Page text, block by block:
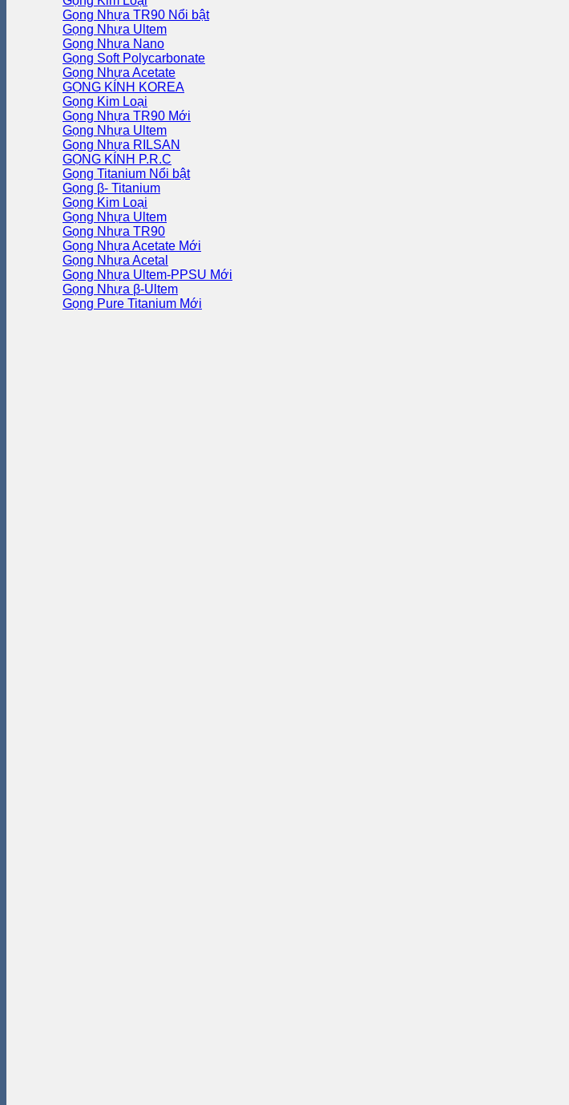
Gọng Nhựa TR90
Gọng Nhựa Ultem
Gọng Nhựa Nano
Gọng Soft Polycarbonate
Gọng Nhựa Acetate
GỌNG KÍNH KOREA
Gọng Kim Loại
Gọng Nhựa TR90
Gọng Nhựa Ultem
Gọng Nhựa RILSAN
GỌNG KÍNH P.R.C
Gọng Titanium
Gọng β- Titanium
Gọng Kim Loại
Gọng Nhựa Ultem
Gọng Nhựa TR90
Gọng Nhựa Acetate
Gọng Nhựa Acetal
Gọng Nhựa Ultem-PPSU
Gọng Nhựa β-Ultem
Gọng Pure Titanium